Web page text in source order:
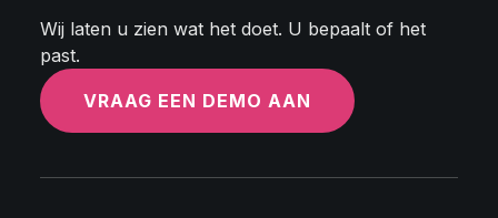
Wij laten u zien wat het doet. U bepaalt of het
past.
VRAAG EEN DEMO AAN